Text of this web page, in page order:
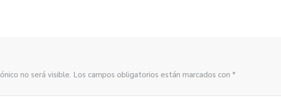
no será visible. Los campos obligatorios están marcados con *